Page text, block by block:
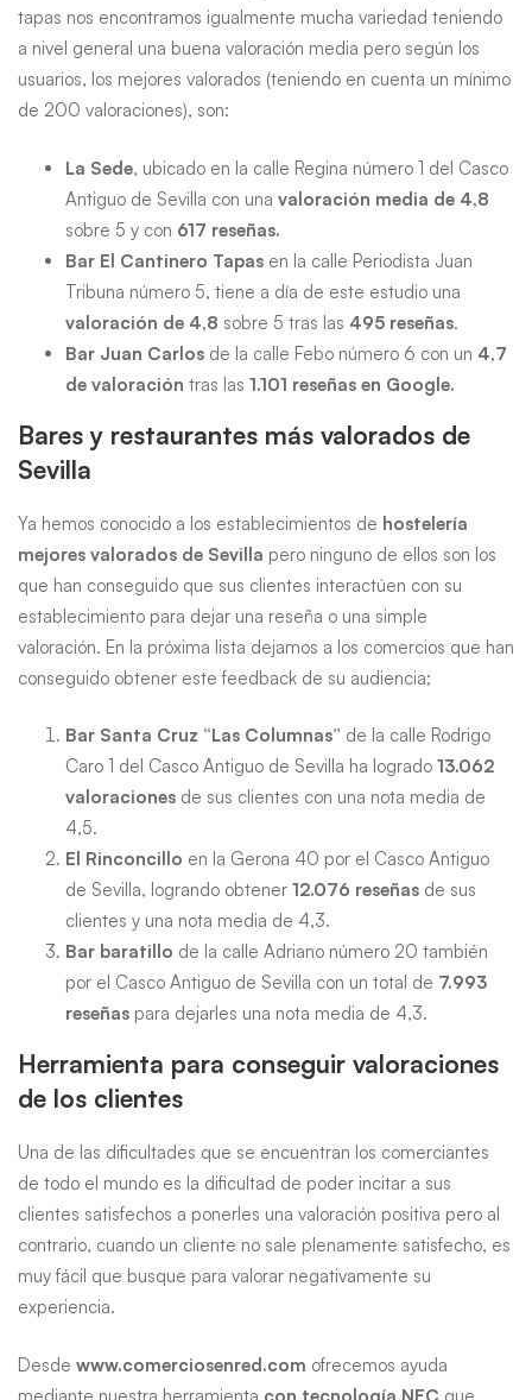
tapas nos encontramos igualmente mucha variedad teniendo
a nivel general una buena valoración media pero según los
usuarios, los mejores valorados (teniendo en cuenta un mínimo
de 200 valoraciones), son:
La Sede, ubicado en la calle Regina número 1 del Casco
Antiguo de Sevilla con una valoración media de 4,8
sobre 5 y con 617 reseñas.
Bar El Cantinero Tapas en la calle Periodista Juan
Tribuna número 5, tiene a día de este estudio una
valoración de 4,8 sobre 5 tras las 495 reseñas.
Bar Juan Carlos de la calle Febo número 6 con un 4,7
de valoración tras las 1.101 reseñas en Google.
Bares y restaurantes más valorados de
Sevilla
Ya hemos conocido a los establecimientos de hostelería
mejores valorados de Sevilla pero ninguno de ellos son los
que han conseguido que sus clientes interactúen con su
establecimiento para dejar una reseña o una simple
valoración. En la próxima lista dejamos a los comercios que han
conseguido obtener este feedback de su audiencia;
Bar Santa Cruz “Las Columnas” de la calle Rodrigo
Caro 1 del Casco Antiguo de Sevilla ha logrado 13.062
valoraciones de sus clientes con una nota media de
4,5.
El Rinconcillo en la Gerona 40 por el Casco Antiguo
de Sevilla, logrando obtener 12.076 reseñas de sus
clientes y una nota media de 4,3.
Bar baratillo de la calle Adriano número 20 también
por el Casco Antiguo de Sevilla con un total de 7.993
reseñas para dejarles una nota media de 4,3.
Herramienta para conseguir valoraciones
de los clientes
Una de las dificultades que se encuentran los comerciantes
de todo el mundo es la dificultad de poder incitar a sus
clientes satisfechos a ponerles una valoración positiva pero al
contrario, cuando un cliente no sale plenamente satisfecho, es
muy fácil que busque para valorar negativamente su
experiencia.
Desde www.comerciosenred.com ofrecemos ayuda
mediante nuestra herramienta con tecnología NFC que